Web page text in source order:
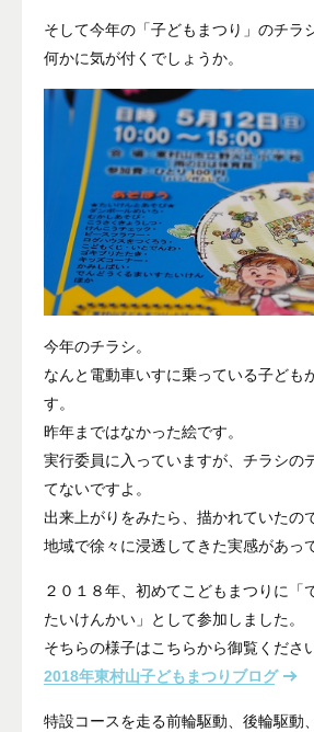
そして今年の「子どもまつり」のチラ
何かに気が付くでしょうか。
今年のチラシ。
なんと電動車いすに乗っている子ども
す。
昨年まではなかった絵です。
実行委員に入っていますが、チラシの
てないですよ。
出来上がりをみたら、描かれていたの
地域で徐々に浸透してきた実感があっ
２０１８年、初めてこどもまつりに「
たいけんかい」として参加しました。
そちらの様子はこちらから御覧くださ
2018年東村山子どもまつりブログ
特設コースを走る前輪駆動、後輪駆動